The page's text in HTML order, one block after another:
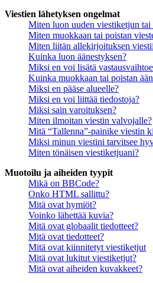
Viestien lähetyksen ongelmat
Miten luon uuden viestiketjun tai
Miten muokkaan tai poistan
Miten liitän allekirjoituksen
Kuinka luon äänestyksen?
Miksi en voi lisätä
Kuinka muokkaan tai poistan
Miksi en pääse alueelle?
Miksi en voi liittää tiedostoja?
Miksi sain varoituksen?
Miten ilmoitan viestin valvojalle?
Mitä “Tallenna”-painike viestin
Miksi minun viestini tarvitsee
Miten tönäisen viestiketjuani?
Muotoilu ja aiheiden tyypit
Mikä on BBCode?
Onko HTML sallittu?
Mitä ovat hymiöt?
Voinko lähettää kuvia?
Mitä ovat globaalit tiedotteet?
Mitä ovat tiedotteet?
Mitä ovat kiinnitetyt viestiketjut
Mitä ovat lukitut viestiketjut?
Mitä ovat aiheiden kuvakkeet?